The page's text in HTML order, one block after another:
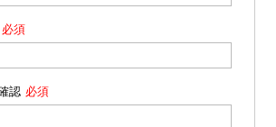
認